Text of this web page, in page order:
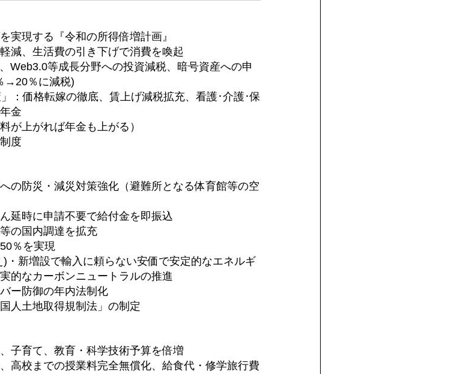
現する『令和の所得倍増計画』
減、生活費の引き下げで消費を喚起
Web3.0等成長分野への投資減税、暗号資産への申
→20％に減税)
：価格転嫁の徹底、賃上げ減税拡充、看護･介護･保
金
が上がれば年金も上がる）
度
の防災・減災対策強化（避難所となる体育館等の空
延時に申請不要で給付金を即振込
の国内調達を拡充
％を実現
・新増設で輸入に頼らない安価で安定的なエネルギ
的なカーボンニュートラルの推進
ー防御の年内法制化
人土地取得規制法」の制定
子育て、教育・科学技術予算を倍増
高校までの授業料完全無償化、給食代・修学旅行費